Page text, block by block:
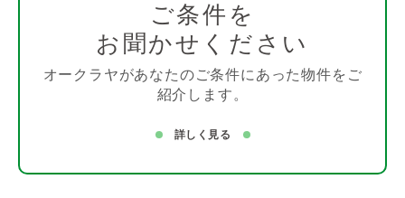
ご条件を
お聞かせください
オークラヤがあなたのご条件にあった物件をご
紹介します。
詳しく見る